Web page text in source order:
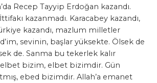
Recep Tayyip Erdoğan kazandı.
kazanmadı. Karacabey kazandı,
kazandı, mazlum milletler
sevinin, başlar yüksekte. Ölsek de
de. Sanma bu tekerlek kalır
elbet bizim, elbet bizimdir. Gün
ebed bizimdir. Allah’a emanet